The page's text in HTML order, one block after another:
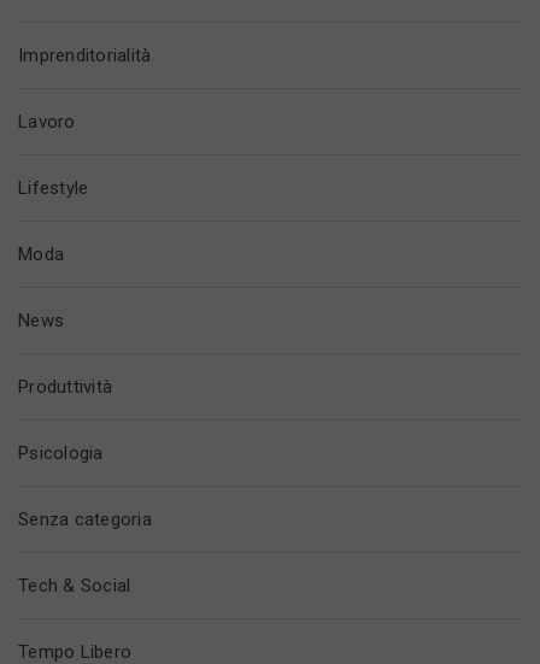
Imprenditorialità
Lavoro
Lifestyle
Moda
News
Produttività
Psicologia
Senza categoria
Tech & Social
Tempo Libero